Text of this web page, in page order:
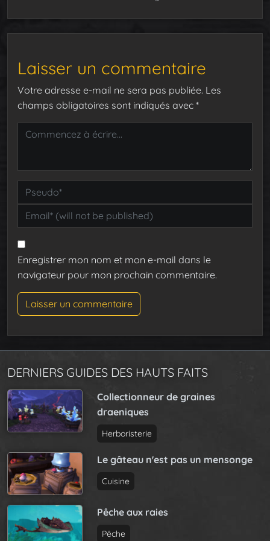
Laisser un commentaire
Votre adresse e-mail ne sera pas publiée. Les
champs obligatoires sont indiqués avec *
Enregistrer mon nom et mon e-mail dans le
navigateur pour mon prochain commentaire.
DERNIERS GUIDES DES HAUTS FAITS
Collectionneur de graines
draeniques
Herboristerie
Le gâteau n'est pas un mensonge
Cuisine
Pêche aux raies
Pêche